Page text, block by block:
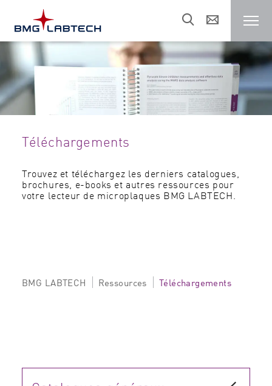
Lecteur de microplaques
Clients
Domaines de recherche
Ressources
Téléchargements
Trouvez et téléchargez les derniers catalogues,
brochures, e-books et autres ressources pour
votre lecteur de microplaques BMG LABTECH.
BMG LABTECH Ressources Téléchargements